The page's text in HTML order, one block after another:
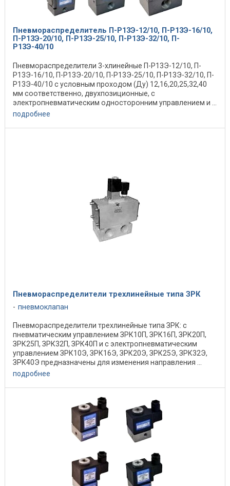
Пневмораспределитель П-Р13Э-12/10, П-Р13Э-16/10,
П-Р13Э-20/10, П-Р13Э-25/10, П-Р13Э-32/10, П-
Р13Э-40/10
Пневмораспределители 3-хлинейные П-Р13Э-12/10, П-
Р13Э-16/10, П-Р13Э-20/10, П-Р13Э-25/10, П-Р13Э-32/10, П-
Р13Э-40/10 с условным проходом (Ду) 12,16,20,25,32,40
мм соответственно, двухпозиционные, с
электропневматическим односторонним управлением и ...
подробнее
Пневмораспределители трехлинейные типа ЗРК
пневмоклапан
Пневмораспределители трехлинейные типа ЗРК: с
пневматическим управлением ЗРК10П, ЗРК16П, ЗРК20П,
ЗРК25П, ЗРК32П, ЗРК40П и с электропневматическим
управлением ЗРК10Э, ЗРК16Э, ЗРК20Э, ЗРК25Э, ЗРК32Э,
ЗРК40Э предназначены для изменения направления ...
подробнее